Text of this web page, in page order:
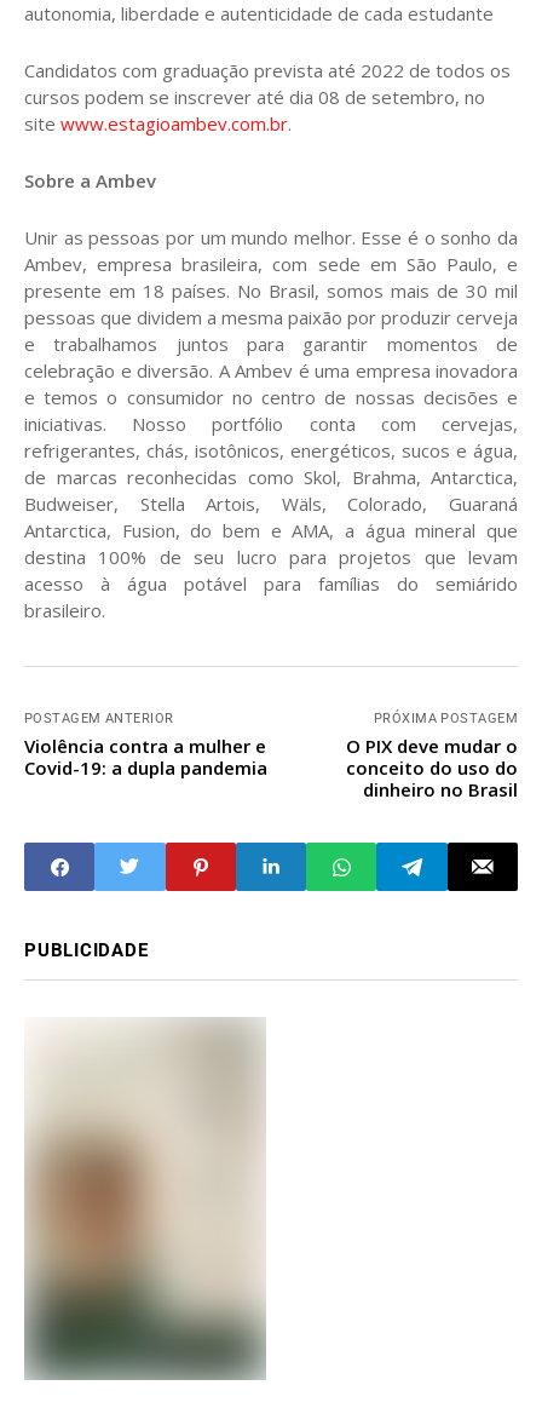
autonomia, liberdade e autenticidade de cada estudante
Candidatos com graduação prevista até 2022 de todos os
cursos podem se inscrever até dia 08 de setembro, no
site www.estagioambev.com.br.
Sobre a Ambev
Unir as pessoas por um mundo melhor. Esse é o sonho da
Ambev, empresa brasileira, com sede em São Paulo, e
presente em 18 países. No Brasil, somos mais de 30 mil
pessoas que dividem a mesma paixão por produzir cerveja
e trabalhamos juntos para garantir momentos de
celebração e diversão. A Ambev é uma empresa inovadora
e temos o consumidor no centro de nossas decisões e
iniciativas. Nosso portfólio conta com cervejas,
refrigerantes, chás, isotônicos, energéticos, sucos e água,
de marcas reconhecidas como Skol, Brahma, Antarctica,
Budweiser, Stella Artois, Wäls, Colorado, Guaraná
Antarctica, Fusion, do bem e AMA, a água mineral que
destina 100% de seu lucro para projetos que levam
acesso à água potável para famílias do semiárido
brasileiro.
POSTAGEM ANTERIOR
Violência contra a mulher e
Covid-19: a dupla pandemia
PRÓXIMA POSTAGEM
O PIX deve mudar o
conceito do uso do
dinheiro no Brasil
PUBLICIDADE